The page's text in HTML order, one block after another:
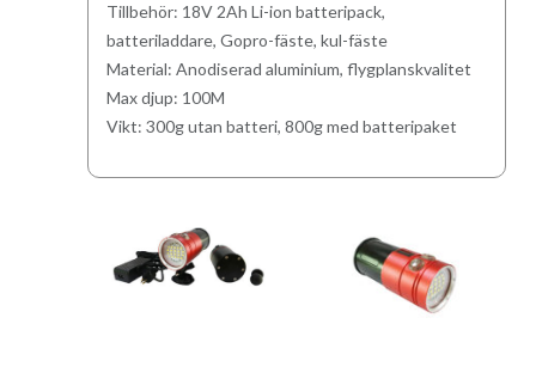
Tillbehör: 18V 2Ah Li-ion batteripack,
batteriladdare, Gopro-fäste, kul-fäste
Material: Anodiserad aluminium, flygplanskvalitet
Max djup: 100M
Vikt: 300g utan batteri, 800g med batteripaket